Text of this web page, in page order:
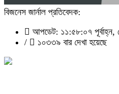
বিজনেস জার্নাল প্রতিবেদক:
আপডেট: ১১:৫৮:০৭ পূর্বাহ্ন,
/
১০৩৩৯ বার দেখা হয়েছে